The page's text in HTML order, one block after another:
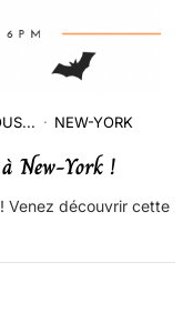
NEW-YORK
New-York !
Venez découvrir cette